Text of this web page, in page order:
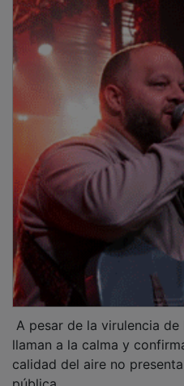
llaman a la calma y
calidad del aire no
pública.